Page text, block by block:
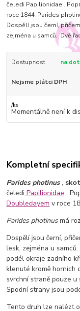
čeledi Papilionidae .
roce 1844. Parides
Dospělí jsou černí,
zejména u samců. Dvě
Dostupnost na
Nejsme plátci DPH
/ks
Momentálně není k
Kompletní
Parides photinus,
čeledi Papilionidae .
Doubledayem v roce
Parides photinus má
Dospělí jsou černí,
lesk, zejména u
podél okraje zadního
klenuté kromě horních
svrchní straně pouze u
Spodní strany jsou
Tento druh lze nalézt